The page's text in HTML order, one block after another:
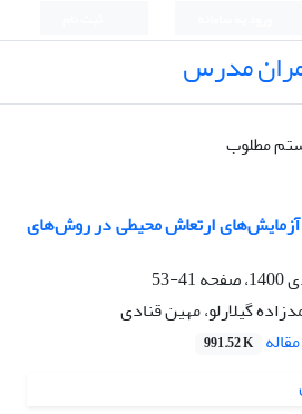
مدرس
مطلوب
ارتعاش محیطی در روش‌های
41-53
گیلارلو، مهین قنادی
991.52 K